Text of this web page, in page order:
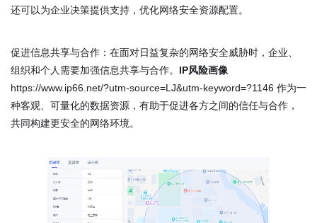
还可以为企业决策提供支持，优化网络安全资源配置。
促进信息共享与合作：在面对日益复杂的网络安全威胁时，企业、
组织和个人需要加强信息共享与合作。 IP风险画像
https://www.ip66.net/?utm-source=LJ&utm-keyword=?1146 作为一
种客观、可量化的数据资源，有助于促进各方之间的信任与合作，
共同构建更安全的网络环境。